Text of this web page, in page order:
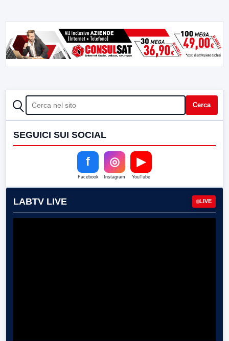
CERCA Cerca
SEGUICI SUI SOCIAL
f
Facebook
◎
Instagram
▶
YouTube
LABTV LIVE LIVE